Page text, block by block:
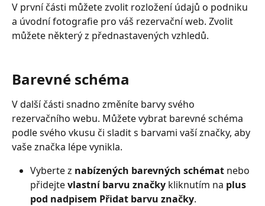
V první části můžete zvolit rozložení údajů o podniku
a úvodní fotografie pro váš rezervační web. Zvolit
můžete některý z přednastavených vzhledů.
Barevné schéma
V další části snadno změníte barvy svého
rezervačního webu. Můžete vybrat barevné schéma
podle svého vkusu či sladit s barvami vaší značky, aby
vaše značka lépe vynikla.
Vyberte z nabízených barevných schémat nebo
přidejte vlastní barvu značky kliknutím na plus
pod nadpisem Přidat barvu značky.